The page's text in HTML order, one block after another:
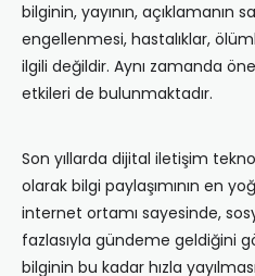
bilginin, yayının, açıklamanın
engellenmesi, hastalıklar,
ilgili değildir. Aynı zamanda
etkileri de bulunmaktadır.
Son yıllarda dijital iletişim
olarak bilgi paylaşımının en
internet ortamı sayesinde,
fazlasıyla gündeme geldiğini
bilginin bu kadar hızla